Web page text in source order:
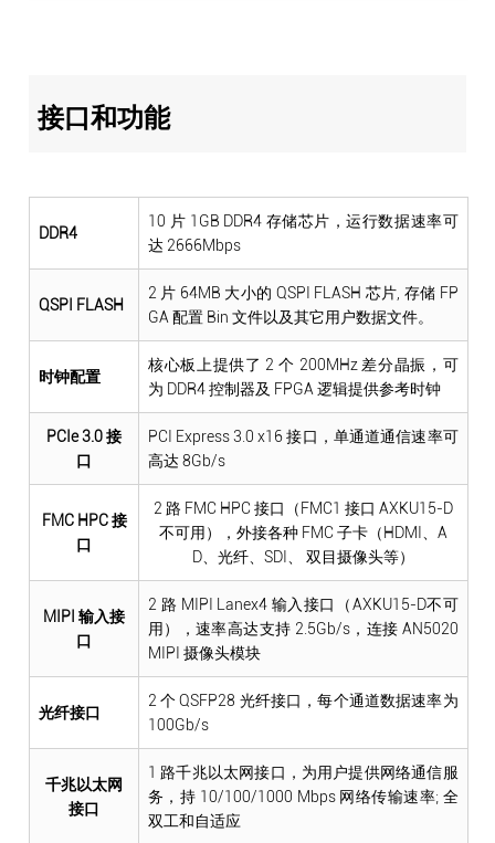
接口和功能
DDR4
10 片 1GB DDR4 存储芯片，运行数据速率可
达 2666Mbps
QSPI FLASH
2 片 64MB 大小的 QSPI FLASH 芯片, 存储 FP
GA 配置 Bin 文件以及其它用户数据文件。
时钟配置
核心板上提供了 2 个 200MHz 差分晶振，可
为 DDR4 控制器及 FPGA 逻辑提供参考时钟
PCIe 3.0 接
口
PCI Express 3.0 x16 接口，单通道通信速率可
高达 8Gb/s
FMC HPC 接
口
2 路 FMC HPC 接口（FMC1 接口 AXKU15-D
不可用），外接各种 FMC 子卡（HDMI、A
D、光纤、SDI、 双目摄像头等）
MIPI 输入接
口
2 路 MIPI Lanex4 输入接口（AXKU15-D不可
用），速率高达支持 2.5Gb/s，连接 AN5020
MIPI 摄像头模块
光纤接口
2 个 QSFP28 光纤接口，每个通道数据速率为
100Gb/s
千兆以太网
接口
1 路千兆以太网接口，为用户提供网络通信服
务，持 10/100/1000 Mbps 网络传输速率; 全
双工和自适应